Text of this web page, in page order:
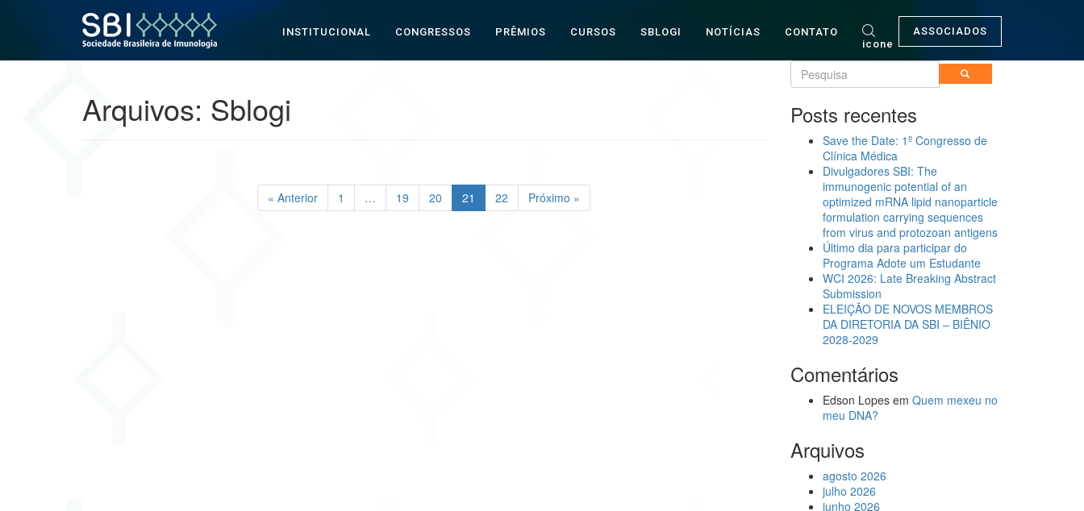
INSTITUCIONAL CONGRESSOS PRÊMIOS CURSOS SBLOGI NOTÍCIAS
CONTATO
icone
ASSOCIADOS
Arquivos: Sblogi
« Anterior 1 … 19 20 21 22 Próximo »
Posts recentes
Save the Date: 1º Congresso de
Clínica Médica
Divulgadores SBI: The
immunogenic potential of an
optimized mRNA lipid nanoparticle
formulation carrying sequences
from virus and protozoan antigens
Último dia para participar do
Programa Adote um Estudante
WCI 2026: Late Breaking Abstract
Submission
ELEIÇÃO DE NOVOS MEMBROS
DA DIRETORIA DA SBI – BIÊNIO
2028-2029
Comentários
Edson Lopesem Quem mexeu no
meu DNA?
Arquivos
agosto 2026
julho 2026
junho 2026